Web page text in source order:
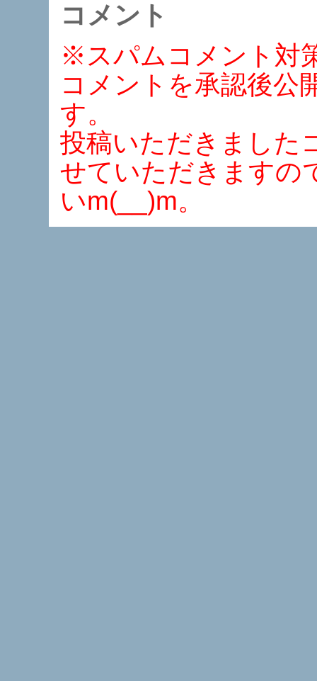
コメント
※スパムコメント対
コメントを承認後公
す。
投稿いただきました
せていただきますの
いm(__)m。